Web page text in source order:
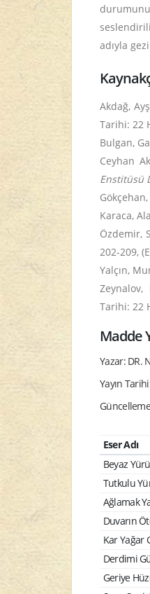
adıyla
Akdağ,
Tarihi: 22
Bulgan,
Ceyhan
Enstitüsü
Karaca,
Özdemir,
202-209,
Yalçın,
Zeynalov,
Tarihi: 22
Madde
Yazar: DR.
Yayın
Eser Adı
Beyaz
Tutkulu
Ağlamak
Duvarın
Kar Yağar
Derdimi
Geriye